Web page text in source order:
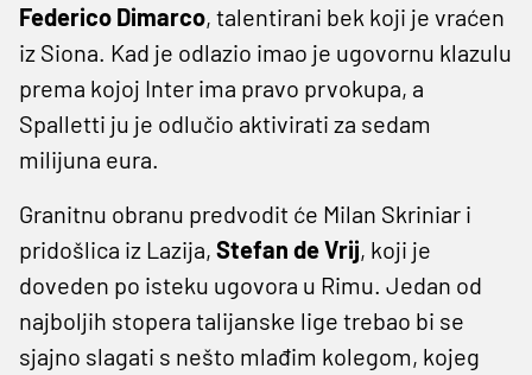
Federico Dimarco, talentirani bek koji je vraćen
iz Siona. Kad je odlazio imao je ugovornu klazulu
prema kojoj Inter ima pravo prvokupa, a
Spalletti ju je odlučio aktivirati za sedam
milijuna eura.
Granitnu obranu predvodit će Milan Skriniar i
pridošlica iz Lazija, Stefan de Vrij, koji je
doveden po isteku ugovora u Rimu. Jedan od
najboljih stopera talijanske lige trebao bi se
sjajno slagati s nešto mlađim kolegom, kojeg